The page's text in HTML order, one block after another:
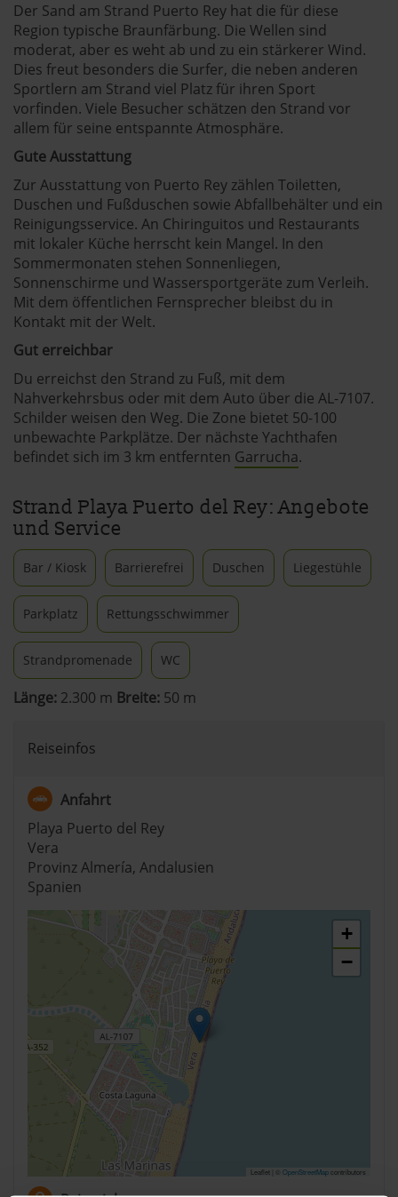
Der Sand am Strand Puerto Rey hat die für diese
Region typische Braunfärbung. Die Wellen sind
moderat, aber es weht ab und zu ein stärkerer Wind.
Dies freut besonders die Surfer, die neben anderen
Sportlern am Strand viel Platz für ihren Sport
vorfinden. Viele Besucher schätzen den Strand vor
allem für seine entspannte Atmosphäre.
Gute Ausstattung
Zur Ausstattung von Puerto Rey zählen Toiletten,
Duschen und Fußduschen sowie Abfallbehälter und ein
Reinigungsservice. An Chiringuitos und Restaurants
mit lokaler Küche herrscht kein Mangel. In den
Sommermonaten stehen Sonnenliegen,
Sonnenschirme und Wassersportgeräte zum Verleih.
Mit dem öffentlichen Fernsprecher bleibst du in
Kontakt mit der Welt.
Gut erreichbar
Du erreichst den Strand zu Fuß, mit dem
Nahverkehrsbus oder mit dem Auto über die AL-7107.
Schilder weisen den Weg. Die Zone bietet 50-100
unbewachte Parkplätze. Der nächste Yachthafen
befindet sich im 3 km entfernten Garrucha.
Strand Playa Puerto del Rey: Angebote
und Service
Bar / Kiosk Barrierefrei Duschen Liegestühle
Parkplatz Rettungsschwimmer
Strandpromenade WC
Länge: 2.300 m Breite: 50 m
Reiseinfos
Anfahrt
Playa Puerto del Rey
Vera
Provinz Almería, Andalusien
Spanien
+
−
Leaflet | © OpenStreetMapcontributors